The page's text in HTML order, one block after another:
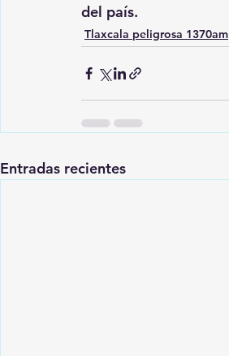
del país.
Tlaxcala peligrosa 1370am
Entradas recientes